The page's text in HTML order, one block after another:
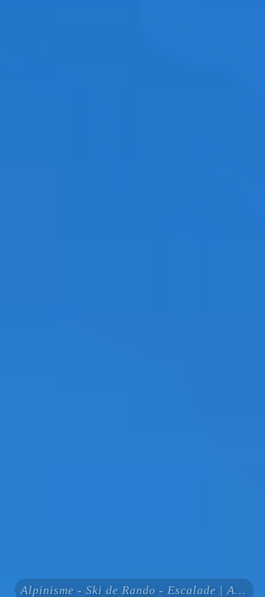
Alpinisme - Ski de Rando - Escalade | Action en Montagne